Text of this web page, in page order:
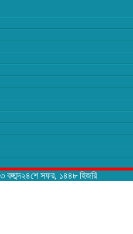
সফর, ১৪৪৮ হিজরি